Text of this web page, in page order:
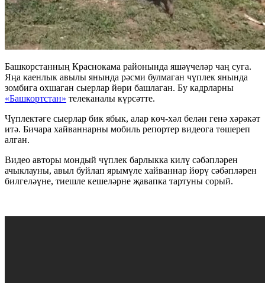
Башкорстанның Краснокама районында яшәүчеләр чаң суга.
Яңа каенлык авылы янында рәсми булмаган чүплек янында
зомбига охшаган сыерлар йөри башлаган. Бу кадрларны
«Башкортстан» телеканалы күрсәтте.
Чүплектәге сыерлар бик ябык, алар көч-хәл белән генә хәрәкәт
итә. Бичара хайваннарны мобиль репортер видеога төшереп
алган.
Видео авторы мондый чүплек барлыкка килү сәбәпләрен
ачыклауны, авыл буйлап ярымүле хайваннар йөрү сәбәпләрен
билгеләүне, тиешле кешеләрне җавапка тартуны сорый.